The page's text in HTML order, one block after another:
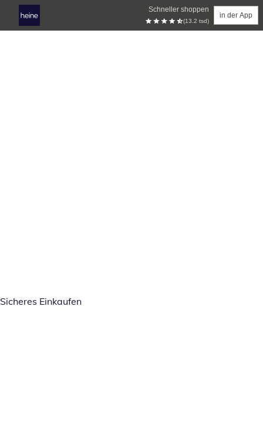
Schneller shoppen
(13.2 tsd)
in der App
Sicheres Einkaufen